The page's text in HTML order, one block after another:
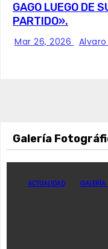
GAGO LUEGO DE
PARTIDO».
Mar 26, 2026
Galería
ACTUALIDAD GALERÍA